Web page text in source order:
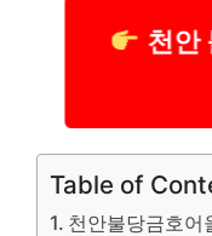
천안
Table of
천안불당금호어